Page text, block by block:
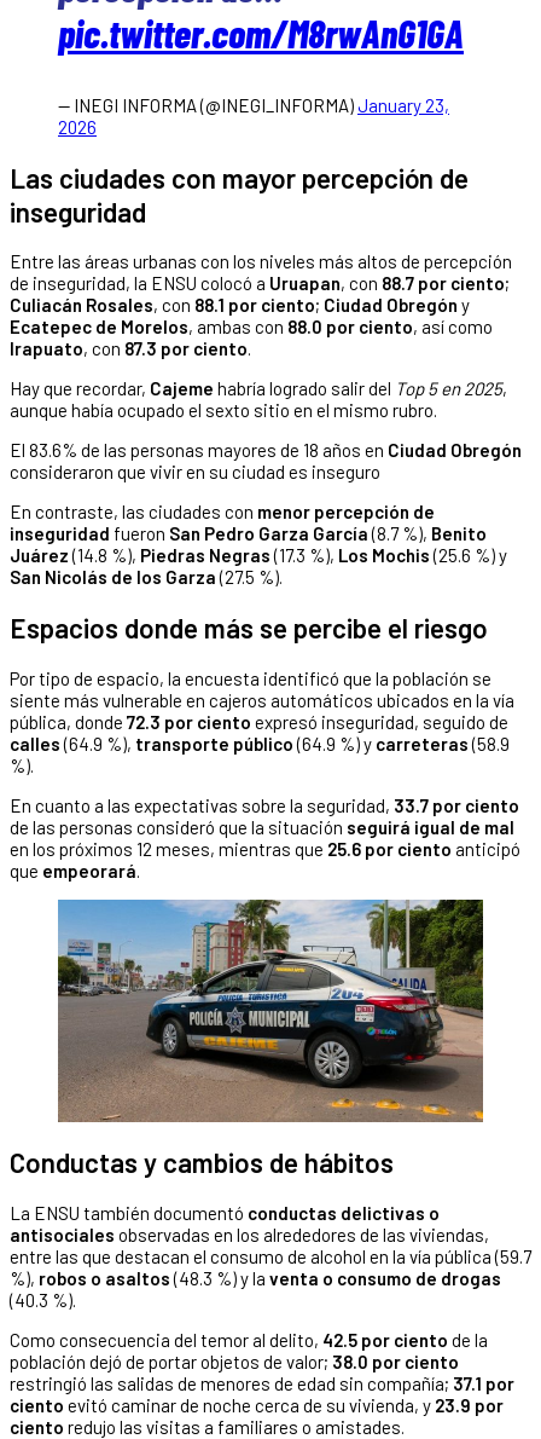
pic.twitter.com/M8rwAnG1GA
— INEGI INFORMA (@INEGI_INFORMA)January 23,
2026
Las ciudades con mayor percepción de
inseguridad
Entre las áreas urbanas con los niveles más altos de percepción
de inseguridad, la ENSU colocó a Uruapan, con 88.7 por ciento;
Culiacán Rosales, con 88.1 por ciento; Ciudad Obregón y
Ecatepec de Morelos, ambas con 88.0 por ciento, así como
Irapuato, con 87.3 por ciento.
Hay que recordar, Cajeme habría logrado salir del Top 5 en 2025,
aunque había ocupado el sexto sitio en el mismo rubro.
El 83.6% de las personas mayores de 18 años en Ciudad Obregón
consideraron que vivir en su ciudad es inseguro
En contraste, las ciudades con menor percepción de
inseguridad fueron San Pedro Garza García(8.7 %), Benito
Juárez(14.8 %), Piedras Negras(17.3 %), Los Mochis(25.6 %) y
San Nicolás de los Garza(27.5 %).
Espacios donde más se percibe el riesgo
Por tipo de espacio, la encuesta identificó que la población se
siente más vulnerable en cajeros automáticos ubicados en la vía
pública, donde 72.3 por ciento expresó inseguridad, seguido de
calles(64.9 %), transporte público(64.9 %) y carreteras(58.9
%).
En cuanto a las expectativas sobre la seguridad, 33.7 por ciento
de las personas consideró que la situación seguirá igual de mal
en los próximos 12 meses, mientras que 25.6 por ciento anticipó
que empeorará
Conductas y cambios de hábitos
La ENSU también documentó conductas delictivas o
antisociales observadas en los alrededores de las viviendas,
entre las que destacan el consumo de alcohol en la vía pública (59.7
%), robos o asaltos(48.3 %) y la venta o consumo de drogas
(40.3 %).
Como consecuencia del temor al delito, 42.5 por ciento de la
población dejó de portar objetos de valor; 38.0 por ciento
restringió las salidas de menores de edad sin compañía; 37.1 por
ciento evitó caminar de noche cerca de su vivienda, y 23.9 por
ciento redujo las visitas a familiares o amistades.